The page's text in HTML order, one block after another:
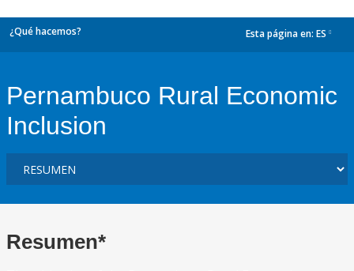
¿Qué hacemos? Esta página en: ES
Pernambuco Rural Economic
Inclusion
Resumen*